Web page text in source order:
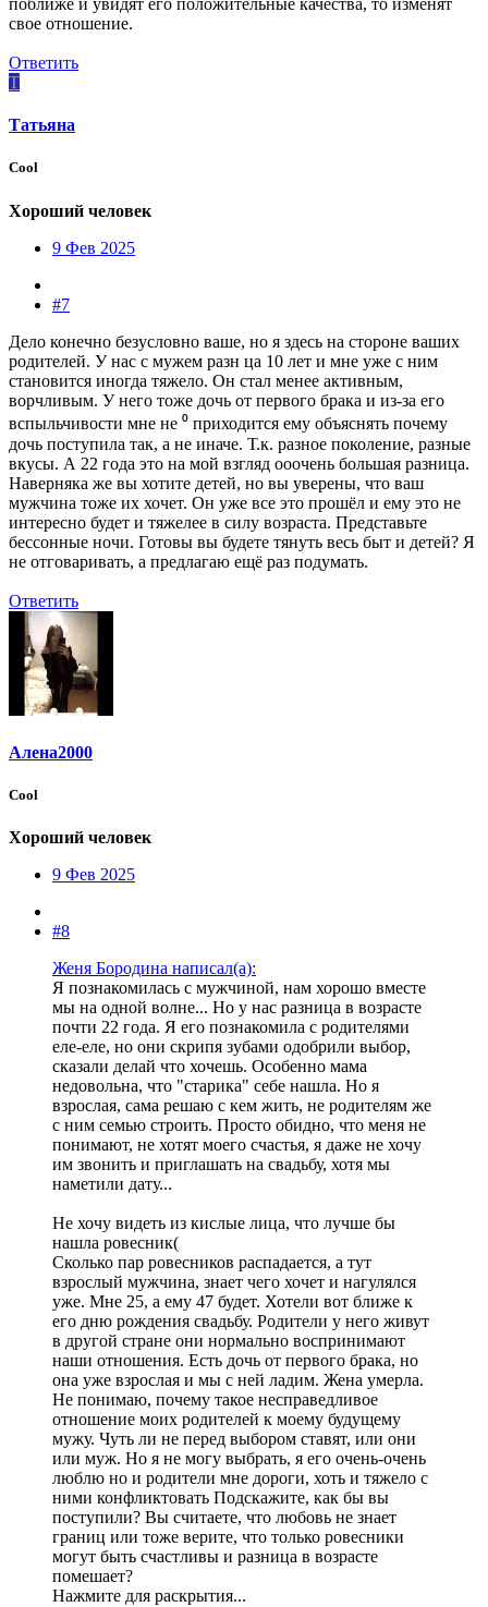
поближе и увидят его положительные качества, то изменят
свое отношение.
Ответить
T
Tатьяна
Cool
Хороший человек
9 Фев 2025
#7
Дело конечно безусловно ваше, но я здесь на стороне ваших
родителей. У нас с мужем разн ца 10 лет и мне уже с ним
становится иногда тяжело. Он стал менее активным,
ворчливым. У него тоже дочь от первого брака и из-за его
вспыльчивости мне не ⁰ приходится ему объяснять почему
дочь поступила так, а не иначе. Т.к. разное поколение, разные
вкусы. А 22 года это на мой взгляд ооочень большая разница.
Наверняка же вы хотите детей, но вы уверены, что ваш
мужчина тоже их хочет. Он уже все это прошёл и ему это не
интересно будет и тяжелее в силу возраста. Представьте
бессонные ночи. Готовы вы будете тянуть весь быт и детей? Я
не отговаривать, а предлагаю ещё раз подумать.
Ответить
Алена2000
Cool
Хороший человек
9 Фев 2025
#8
Женя Бородина написал(а):
Я познакомилась с мужчиной, нам хорошо вместе
мы на одной волне... Но у нас разница в возрасте
почти 22 года. Я его познакомила с родителями
еле-еле, но они скрипя зубами одобрили выбор,
сказали делай что хочешь. Особенно мама
недовольна, что "старика" себе нашла. Но я
взрослая, сама решаю с кем жить, не родителям же
с ним семью строить. Просто обидно, что меня не
понимают, не хотят моего счастья, я даже не хочу
им звонить и приглашать на свадьбу, хотя мы
наметили дату...
Не хочу видеть из кислые лица, что лучше бы
нашла ровесник(
Сколько пар ровесников распадается, а тут
взрослый мужчина, знает чего хочет и нагулялся
уже. Мне 25, а ему 47 будет. Хотели вот ближе к
его дню рождения свадьбу. Родители у него живут
в другой стране они нормально воспринимают
наши отношения. Есть дочь от первого брака, но
она уже взрослая и мы с ней ладим. Жена умерла.
Не понимаю, почему такое несправедливое
отношение моих родителей к моему будущему
мужу. Чуть ли не перед выбором ставят, или они
или муж. Но я не могу выбрать, я его очень-очень
люблю но и родители мне дороги, хоть и тяжело с
ними конфликтовать Подскажите, как бы вы
поступили? Вы считаете, что любовь не знает
границ или тоже верите, что только ровесники
могут быть счастливы и разница в возрасте
помешает?
Нажмите для раскрытия...